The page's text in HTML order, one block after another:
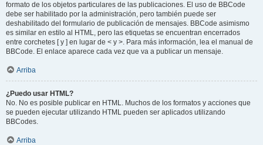
formato de los objetos particulares de las publicaciones. El uso de BBCode
debe ser habilitado por la administración, pero también puede ser
deshabilitado del formulario de publicación de mensajes. BBCode asimismo
es similar en estilo al HTML, pero las etiquetas se encuentran encerrados
entre corchetes [ y ] en lugar de < y >. Para más información, lea el manual de
BBCode. El enlace aparece cada vez que va a publicar un mensaje.
Arriba
¿Puedo usar HTML?
No. No es posible publicar en HTML. Muchos de los formatos y acciones que
se pueden ejecutar utilizando HTML pueden ser aplicados utilizando
BBCodes.
Arriba